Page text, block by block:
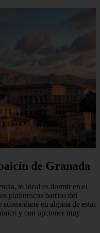
de Granada
lo ideal es dormir en el
pintorescos barrios del
en alguna de estas
y con opciones muy